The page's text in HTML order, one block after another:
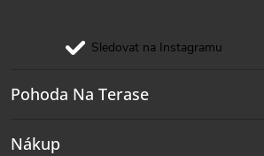
Sledovat na Instagramu
Pohoda Na Terase
Nákup